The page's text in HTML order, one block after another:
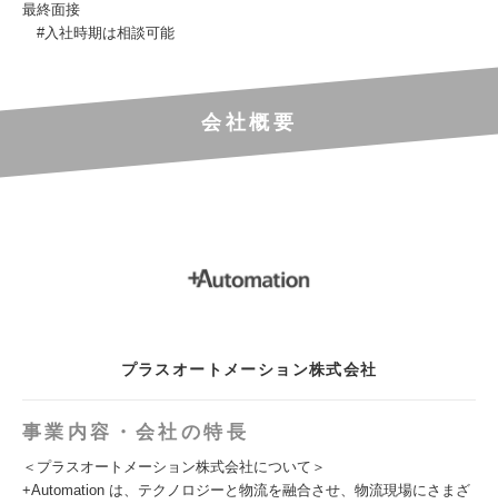
最終面接
#入社時期は相談可能
会社概要
プラスオートメーション株式会社
事業内容・会社の特長
＜プラスオートメーション株式会社について＞
+Automation は、テクノロジーと物流を融合させ、物流現場にさまざ